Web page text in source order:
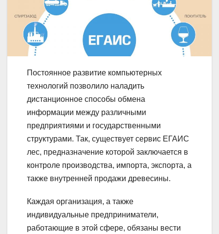
Постоянное развитие компьютерных
технологий позволило наладить
дистанционное способы обмена
информации между различными
предприятиями и государственными
структурами. Так, существует сервис ЕГАИС
лес, предназначение которой заключается в
контроле производства, импорта, экспорта, а
также внутренней продажи древесины.
Каждая организация, а также
индивидуальные предприниматели,
работающие в этой сфере, обязаны вести